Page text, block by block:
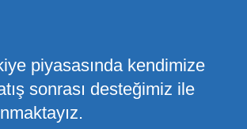
piyasasında kendimize
sonrası desteğimiz ile